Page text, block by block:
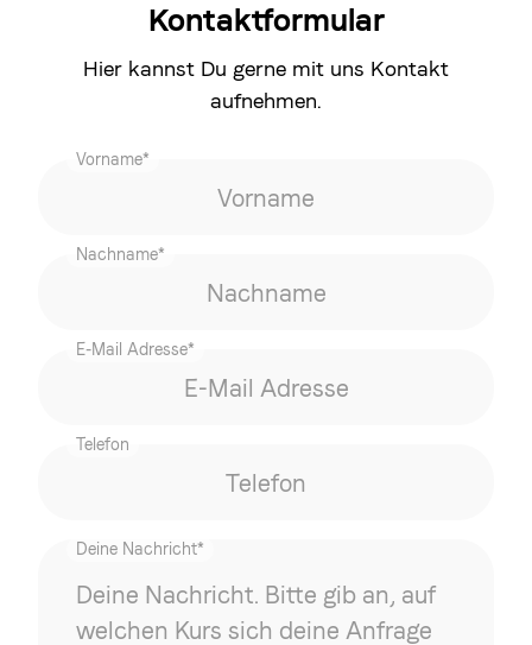
Kontaktformular
Hier kannst Du gerne mit uns Kontakt
aufnehmen.
Vorname*
Nachname*
E-Mail Adresse*
Telefon
Deine Nachricht*